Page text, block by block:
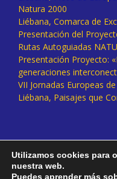
Natura 2000
Liébana, Comarca de
Presentación del
Rutas Autoguiadas
Presentación Proyecto:
generaciones
VII Jornadas Europeas
Liébana, Paisajes que
Utilizamos cookies para
nuestra web.
Puedes aprender más